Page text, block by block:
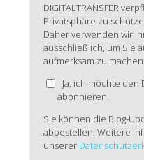
DIGITALTRANSFER
Privatsphäre zu
Daher verwenden wir
ausschließlich, um Sie
aufmerksam zu machen.
Ja, ich möchte den
abonnieren.
Sie können die Blog-
abbestellen. Weitere
unserer